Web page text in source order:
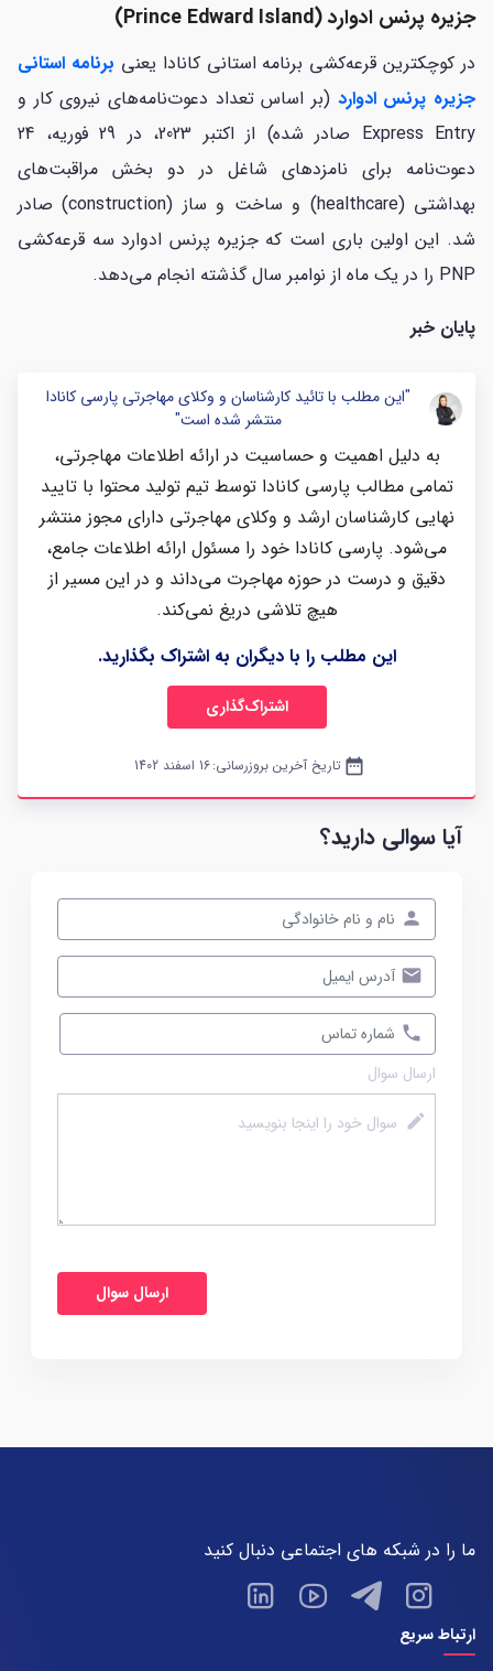
جزیره پرنس ادوارد (Prince Edward Island)
در کوچکترین قرعه‌کشی برنامه استانی کانادا یعنی برنامه استانی
جزیره پرنس ادوارد (بر اساس تعداد دعوت‌نامه‌های نیروی کار و
Express Entry صادر شده) از اکتبر 2023، در 29 فوریه، 24
دعوت‌نامه برای نامزدهای شاغل در دو بخش مراقبت‌های
بهداشتی (healthcare) و ساخت و ساز (construction) صادر
شد. این اولین باری است که جزیره پرنس ادوارد سه قرعه‌کشی
PNP را در یک ماه از نوامبر سال گذشته انجام می‌دهد.
پایان خبر
"این مطلب با تائید کارشناسان و وکلای مهاجرتی پارسی کانادا
منتشر شده است"
به دلیل اهمیت و حساسیت در ارائه اطلاعات مهاجرتی،
تمامی مطالب پارسی کانادا توسط تیم تولید محتوا با تایید
نهایی کارشناسان ارشد و وکلای مهاجرتی دارای مجوز منتشر
می‌شود. پارسی کانادا خود را مسئول ارائه اطلاعات جامع،
دقیق و درست در حوزه مهاجرت می‌داند و در این مسیر از
هیچ تلاشی دریغ نمی‌کند.
این مطلب را با دیگران به اشتراک بگذارید.
اشتراک‌گذاری
date_range تاریخ آخرین بروزرسانی:16 اسفند 1402
آیا سوالی دارید؟
ارسال سوال
ارتباط سریع
ما را در شبکه های اجتماعی دنبال کنید